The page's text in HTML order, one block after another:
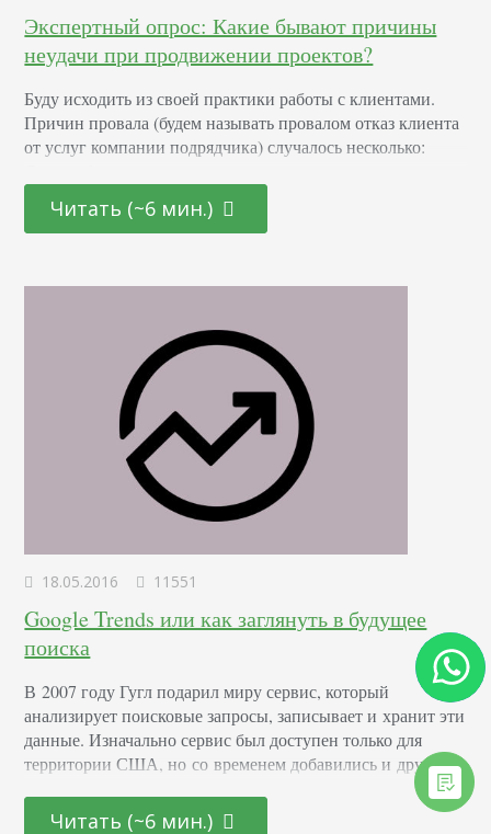
Экспертный опрос: Какие бывают причины
неудачи при продвижении проектов?
Буду исходить из своей практики работы с клиентами.
Причин провала (будем называть провалом отказ клиента
от услуг компании подрядчика) случалось несколько:
безразличие и отказ участвовать в проекте. Стратегия
разработана, тактика продумана – осталось только
просьбу предоставить доступ – отказ,…
Читать (~6 мин.)
18.05.2016 11551
Google Trends или как заглянуть в будущее
поиска
В 2007 году Гугл подарил миру сервис, который
анализирует поисковые запросы, записывает и хранит эти
данные. Изначально сервис был доступен только для
территории США, но со временем добавились и другие
посмотреть статистику поисковых запросов Гугл
Читать (~6 мин.)